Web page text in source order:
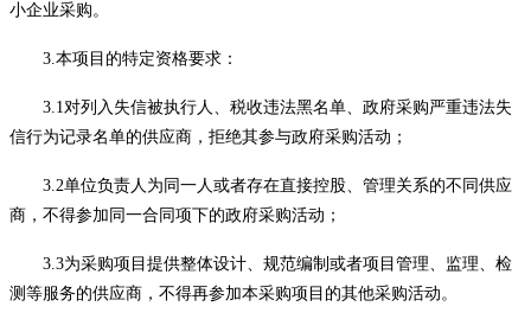
小企业采购。
3.本项目的特定资格要求：
3.1对列入失信被执行人、税收违法黑名单、政府采购严重违法失
信行为记录名单的供应商，拒绝其参与政府采购活动；
3.2单位负责人为同一人或者存在直接控股、管理关系的不同供应
商，不得参加同一合同项下的政府采购活动；
3.3为采购项目提供整体设计、规范编制或者项目管理、监理、检
测等服务的供应商，不得再参加本采购项目的其他采购活动。